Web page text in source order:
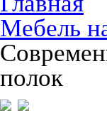
Мебель
полок